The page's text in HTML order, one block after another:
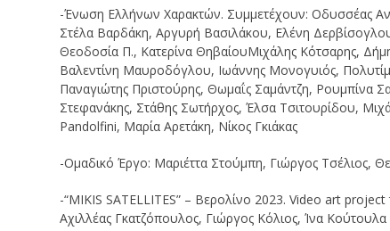
-Ένωση Ελλήνων Χαρακτών. Συμμετέχουν: Οδυσσέας
Στέλα Βαρδάκη, Αργυρή Βασιλάκου, Ελένη
Θεοδοσία Π., Κατερίνα ΘηβαίουΜιχάλης Κότσαρης,
Βαλεντίνη Μαυροδόγλου, Ιωάννης Μονογυιός,
Παναγιώτης Πριστούρης, Θωμαΐς Σαμάντζη, Ρουμπίνα
Στεφανάκης, Στάθης Σωτήρχος, Έλσα Τσιτουρίδου,
Pandolfini, Μαρία Αρετάκη, Νίκος Γκιάκας
-Ομαδικό Έργο: Μαριέττα Στούμπη, Γιώργος Τσέλιος,
-“MIKIS SATELLITES” – Βερολίνο 2023. Video art
Αχιλλέας Γκατζόπουλος, Γιώργος Κόλιος, Ίνα Κούτουλα